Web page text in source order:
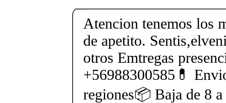
Atencion tenemos los
de apetito.
otros Emtregas
+56988300585💊
regiones📦 Baja de 8